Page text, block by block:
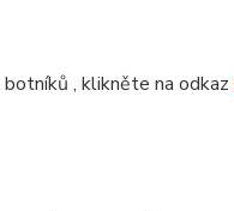
, klikněte na odkaz